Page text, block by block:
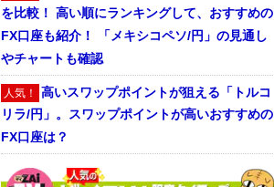
を比較！ 高い順にランキングして、おすすめの
FX口座も紹介！ 「メキシコペソ/円」の見通し
やチャートも確認
人気！ 高いスワップポイントが狙える「トルコ
リラ/円」。スワップポイントが高いおすすめの
FX口座は？